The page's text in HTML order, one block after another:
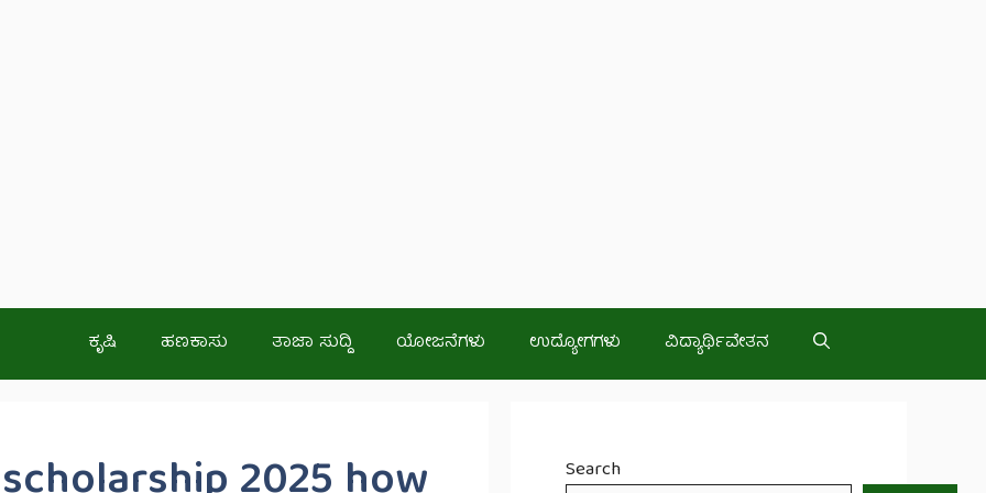
ಕೃಷಿ ಹಣಕಾಸು ತಾಜಾ ಸುದ್ದಿ ಯೋಜನೆಗಳು ಉದ್ಯೋಗಗಳು ವಿದ್ಯಾರ್ಥಿವೇತನ
Search